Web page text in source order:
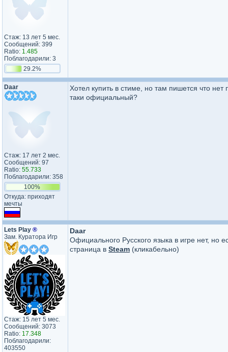
Стаж: 13 лет 5 мес.
Сообщений: 399
Ratio: 1.485
Поблагодарили: 3
29.2%
Daar
Стаж: 17 лет 2 мес.
Сообщений: 97
Ratio: 55.733
Поблагодарили: 358
100%
Откуда: приходят
мечты
Хотел купить в стиме, но там пишется что
таки официальный?
Lets Play ®
Зам. Куратора Игр
Стаж: 15 лет 5 мес.
Сообщений: 3073
Ratio: 17.348
Поблагодарили:
403550
Daar
Официального Русского языка в игре нет, но
страница в Steam (кликабельно)